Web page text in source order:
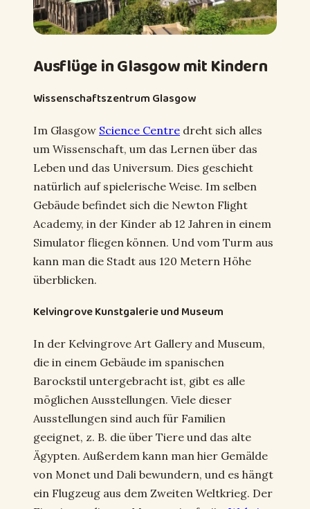
Ausflüge in Glasgow mit Kindern
Wissenschaftszentrum Glasgow
Im Glasgow Science Centre dreht sich alles
um Wissenschaft, um das Lernen über das
Leben und das Universum. Dies geschieht
natürlich auf spielerische Weise. Im selben
Gebäude befindet sich die Newton Flight
Academy, in der Kinder ab 12 Jahren in einem
Simulator fliegen können. Und vom Turm aus
kann man die Stadt aus 120 Metern Höhe
überblicken.
Kelvingrove Kunstgalerie und Museum
In der Kelvingrove Art Gallery and Museum,
die in einem Gebäude im spanischen
Barockstil untergebracht ist, gibt es alle
möglichen Ausstellungen. Viele dieser
Ausstellungen sind auch für Familien
geeignet, z. B. die über Tiere und das alte
Ägypten. Außerdem kann man hier Gemälde
von Monet und Dali bewundern, und es hängt
ein Flugzeug aus dem Zweiten Weltkrieg. Der